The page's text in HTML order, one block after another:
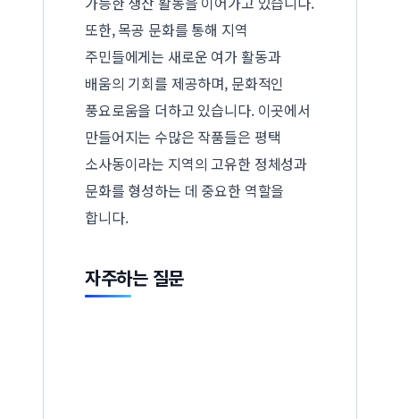
또한, 목공 문화를 통해 지역
주민들에게는 새로운 여가 활동과
배움의 기회를 제공하며, 문화적인
풍요로움을 더하고 있습니다. 이곳에서
만들어지는 수많은 작품들은 평택
소사동이라는 지역의 고유한 정체성과
문화를 형성하는 데 중요한 역할을
합니다.
자주하는 질문